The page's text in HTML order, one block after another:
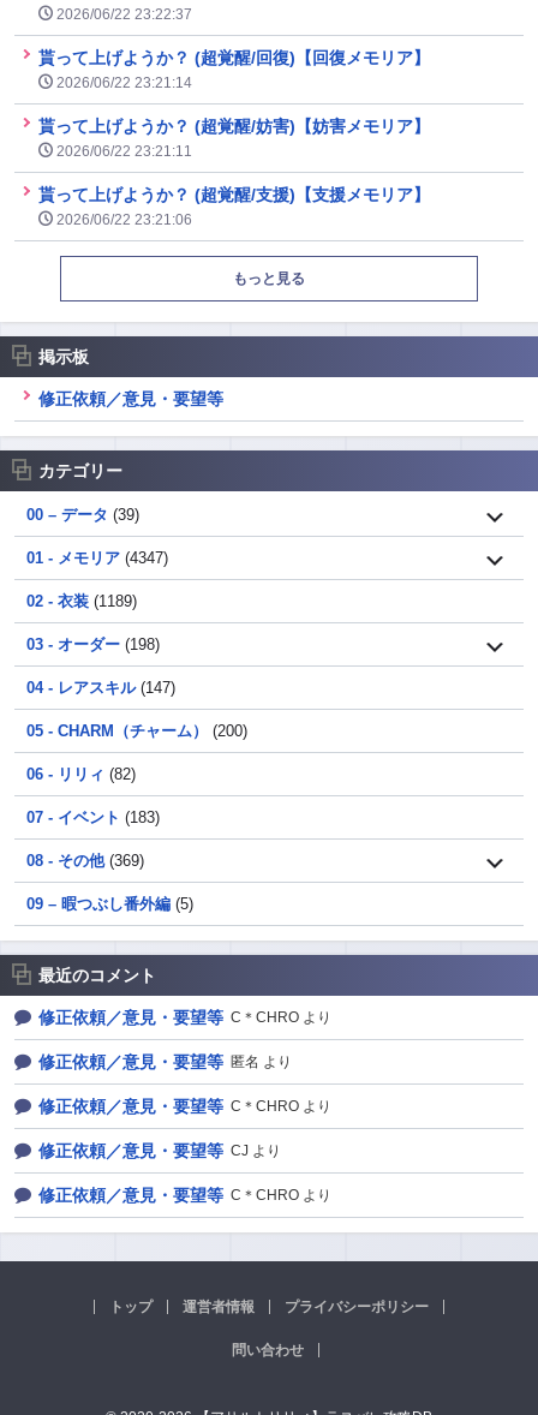
2026/06/22 23:22:37
貰って上げようか？ (超覚醒/回復)【回復メモリア】
2026/06/22 23:21:14
貰って上げようか？ (超覚醒/妨害)【妨害メモリア】
2026/06/22 23:21:11
貰って上げようか？ (超覚醒/支援)【支援メモリア】
2026/06/22 23:21:06
もっと見る
掲示板
修正依頼／意見・要望等
カテゴリー
00 – データ (39)
01 - メモリア (4347)
02 - 衣装 (1189)
03 - オーダー (198)
04 - レアスキル(147)
05 - CHARM（チャーム） (200)
06 - リリィ (82)
07 - イベント (183)
08 - その他(369)
09 – 暇つぶし番外編 (5)
最近のコメント
修正依頼／意見・要望等 C＊CHRO より
修正依頼／意見・要望等 匿名 より
修正依頼／意見・要望等 C＊CHRO より
修正依頼／意見・要望等 CJ より
修正依頼／意見・要望等 C＊CHRO より
トップ 運営者情報 プライバシーポリシー
問い合わせ